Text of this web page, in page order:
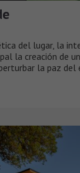
del lugar, la
la creación de
la paz del